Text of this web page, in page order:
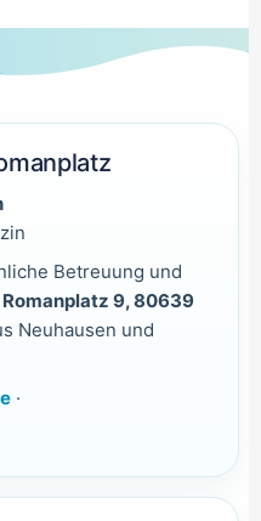
Betreuung und
Romanplatz 9, 80639
Neuhausen und
·